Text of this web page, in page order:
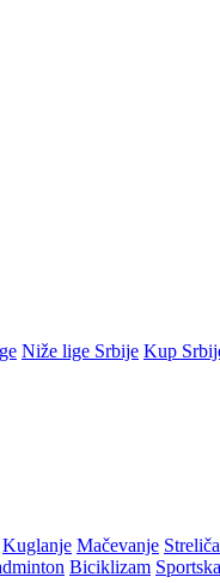
Niže lige Srbije Kup
Kuglanje Mačevanje
Biciklizam